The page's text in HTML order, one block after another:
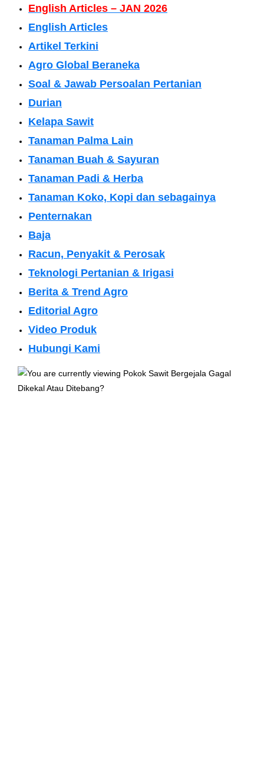
English Articles – JAN 2026
English Articles
Artikel Terkini
Agro Global Beraneka
Soal & Jawab Persoalan Pertanian
Durian
Kelapa Sawit
Tanaman Palma Lain
Tanaman Buah & Sayuran
Tanaman Padi & Herba
Tanaman Koko, Kopi dan sebagainya
Penternakan
Baja
Racun, Penyakit & Perosak
Teknologi Pertanian & Irigasi
Berita & Trend Agro
Editorial Agro
Video Produk
Hubungi Kami